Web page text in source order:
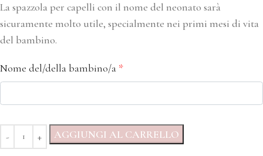
La spazzola per capelli con il nome del neonato sarà
sicuramente molto utile, specialmente nei primi mesi di vita
del bambino.
Nome del/della bambino/a *
AGGIUNGI AL CARRELLO